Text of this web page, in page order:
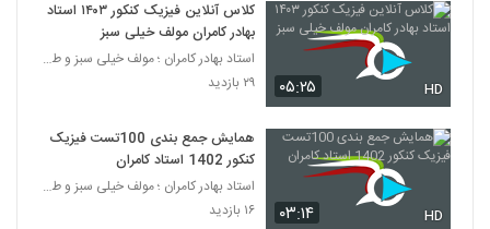
۰۵:۲۵ HD
کلاس آنلاین فیزیک کنکور ۱۴۰۳ استاد
بهادر کامران مولف خیلی سبز
استاد بهادر کامران ؛ مولف خیلی سبز و طراح قلم چی
۲۹ بازدید
۰۳:۱۴ HD
همایش جمع بندی 100تست فیزیک
کنکور 1402 استاد کامران
استاد بهادر کامران ؛ مولف خیلی سبز و طراح قلم چی
۱۶ بازدید